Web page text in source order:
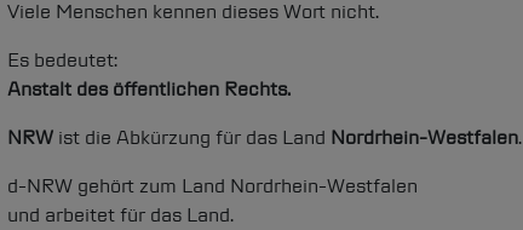
Viele Menschen kennen dieses Wort nicht.
Es bedeutet:
Anstalt des öffentlichen Rechts.
NRW ist die Abkürzung für das Land Nordrhein-Westfalen.
d-NRW gehört zum Land Nordrhein-Westfalen
und arbeitet für das Land.